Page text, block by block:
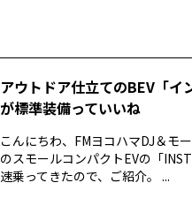
アウトドア仕立てのBEV「イ
が標準装備っていいね
こんにちわ、FMヨコハマDJ＆モ
のスモールコンパクトEVの「
速乗ってきたので、ご紹介。 ...